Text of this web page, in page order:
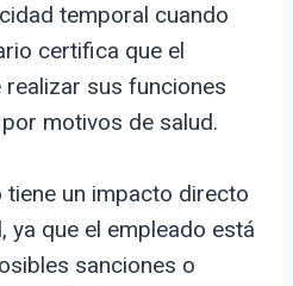
temporal cuando
certifica que el
sus funciones
motivos de salud.
un impacto directo
ya que el empleado está
sanciones o